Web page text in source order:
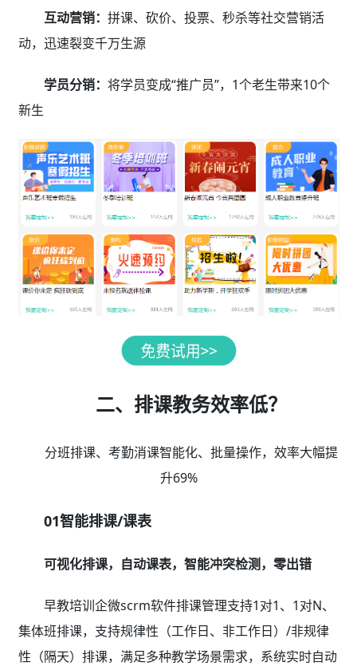
互动营销： 拼课、砍价、投票、秒杀等社交营销活
动，迅速裂变千万生源
学员分销： 将学员变成“推广员”，1个老生带来10个
新生
二、排课教务效率低？
分班排课、考勤消课智能化、批量操作，效率大幅提
升69%
01智能排课/课表
可视化排课，自动课表，智能冲突检测，零出错
早教培训企微scrm软件排课管理支持1对1、1对N、
集体班排课，支持规律性（工作日、非工作日）/非规律
性（隔天）排课，满足多种教学场景需求，系统实时自动